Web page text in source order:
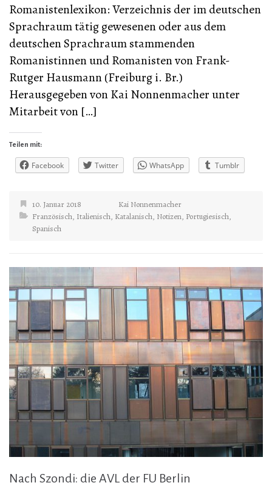
Romanistenlexikon: Verzeichnis der im deutschen
Sprachraum tätig gewesenen oder aus dem
deutschen Sprachraum stammenden
Romanistinnen und Romanisten von Frank-
Rutger Hausmann (Freiburg i. Br.)
Herausgegeben von Kai Nonnenmacher unter
Mitarbeit von […]
Teilen mit:
Facebook Twitter WhatsApp Tumblr
10. Januar 2018
Kai Nonnenmacher
Französisch, Italienisch, Katalanisch, Notizen, Portugiesisch,
Spanisch
Nach Szondi: die AVL der FU Berlin